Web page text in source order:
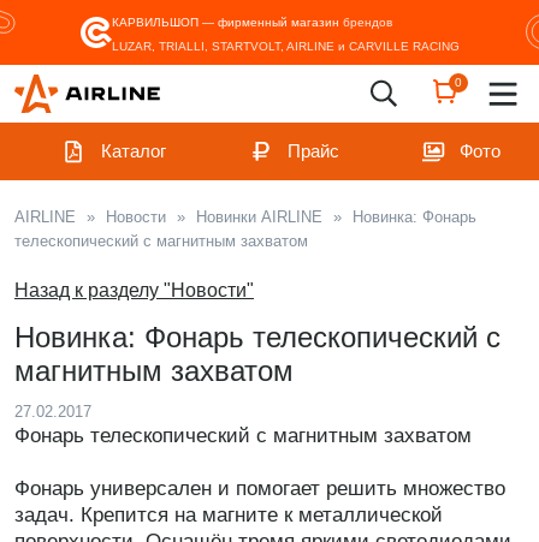
КАРВИЛЬШОП — фирменный магазин брендов
LUZAR, TRIALLI, STARTVOLT, AIRLINE и CARVILLE RACING
0
Каталог Прайс Фото
AIRLINE » Новости » Новинки AIRLINE »
Новинка: Фонарь
телескопический с магнитным захватом
Назад к разделу "Новости"
Новинка: Фонарь телескопический с
магнитным захватом
27.02.2017
Фонарь телескопический с магнитным захватом
Фонарь универсален и помогает решить множество
задач. Крепится на магните к металлической